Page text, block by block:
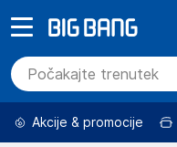
Akcije & promocije